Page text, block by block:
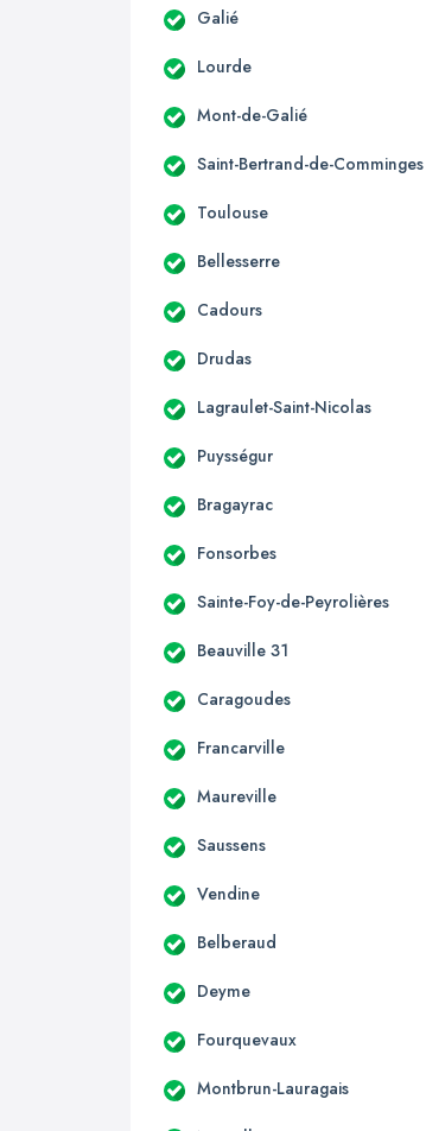
Galié
Lourde
Mont-de-Galié
Saint-Bertrand-de-Comminges
Toulouse
Bellesserre
Cadours
Drudas
Lagraulet-Saint-Nicolas
Puysségur
Bragayrac
Fonsorbes
Sainte-Foy-de-Peyrolières
Beauville 31
Caragoudes
Francarville
Maureville
Saussens
Vendine
Belberaud
Deyme
Fourquevaux
Montbrun-Lauragais